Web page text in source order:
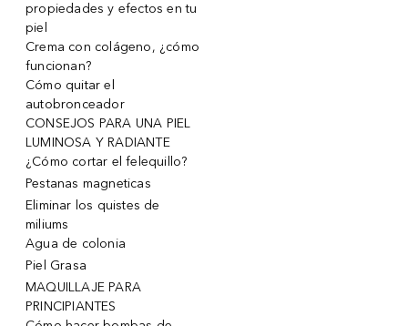
propiedades y efectos en tu
piel
Crema con colágeno, ¿cómo
funcionan?
Cómo quitar el
autobronceador
CONSEJOS PARA UNA PIEL
LUMINOSA Y RADIANTE
¿Cómo cortar el felequillo?
Pestanas magneticas
Eliminar los quistes de
miliums
Agua de colonia
Piel Grasa
MAQUILLAJE PARA
PRINCIPIANTES